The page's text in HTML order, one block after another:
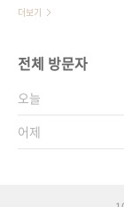
더보기
전체 방문자
오늘
어제